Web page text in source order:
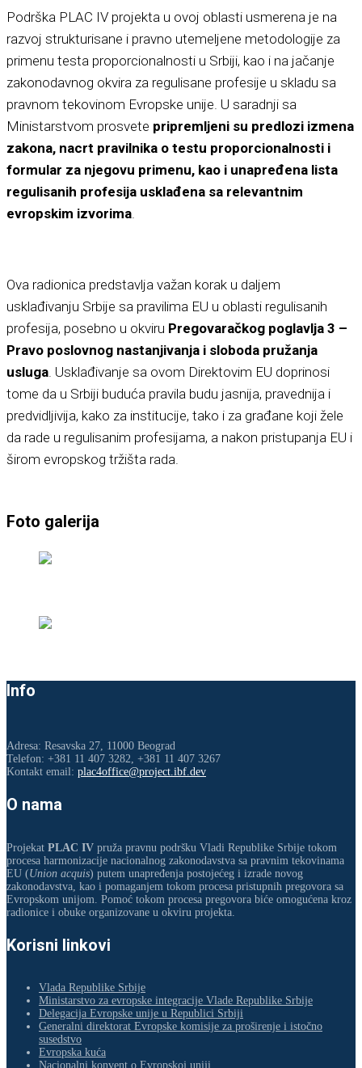
Podrška PLAC IV projekta u ovoj oblasti usmerena je na
razvoj strukturisane i pravno utemeljene metodologije za
primenu testa proporcionalnosti u Srbiji, kao i na jačanje
zakonodavnog okvira za regulisane profesije u skladu sa
pravnom tekovinom Evropske unije. U saradnji sa
Ministarstvom prosvete pripremljeni su predlozi izmena
zakona, nacrt pravilnika o testu proporcionalnosti i
formular za njegovu primenu, kao i unapređena lista
regulisanih profesija usklađena sa relevantnim
evropskim izvorima.
Ova radionica predstavlja važan korak u daljem
usklađivanju Srbije sa pravilima EU u oblasti regulisanih
profesija, posebno u okviru Pregovaračkog poglavlja 3 –
Pravo poslovnog nastanjivanja i sloboda pružanja
usluga. Usklađivanje sa ovom Direktovim EU doprinosi
tome da u Srbiji buduća pravila budu jasnija, pravednija i
predvidljivija, kako za institucije, tako i za građane koji žele
da rade u regulisanim profesijama, a nakon pristupanja EU i
širom evropskog tržišta rada.
Foto galerija
Info
Adresa: Resavska 27, 11000 Beograd
Telefon: +381 11 407 3282, +381 11 407 3267
Kontakt email: plac4office@project.ibf.dev
O nama
Projekat PLAC IV pruža pravnu podršku Vladi Republike Srbije tokom
procesa harmonizacije nacionalnog zakonodavstva sa pravnim tekovinama
EU (Union acquis) putem unapređenja postojećeg i izrade novog
zakonodavstva, kao i pomaganjem tokom procesa pristupnih pregovora sa
Evropskom unijom. Pomoć tokom procesa pregovora biće omogućena kroz
radionice i obuke organizovane u okviru projekta.
Korisni linkovi
Vlada Republike Srbije
Ministarstvo za evropske integracije Vlade Republike Srbije
Delegacija Evropske unije u Republici Srbiji
Generalni direktorat Evropske komisije za proširenje i istočno
susedstvo
Evropska kuća
Nacionalni konvent o Evropskoj uniji